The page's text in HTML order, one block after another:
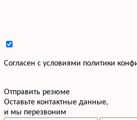
Cогласен с условиями политики
Отправить резюме
Оставьте контактные данные,
и мы перезвоним